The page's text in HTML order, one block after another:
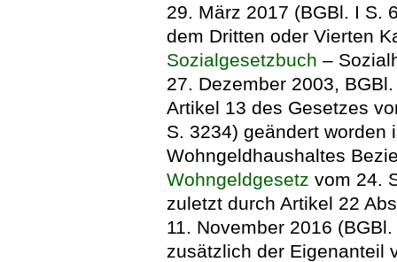
29. März 2017 (BGBl. I S.
dem Dritten oder Vierten
Sozialgesetzbuch –
27. Dezember 2003,
Artikel 13 des Gesetzes
S. 3234) geändert worden
Wohngeldhaushaltes
Wohngeldgesetz vom 24.
zuletzt durch Artikel 22
11. November 2016
zusätzlich der Eigenanteil